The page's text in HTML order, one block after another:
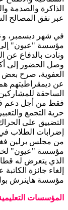
الذاكرة والصدمة
عبر نفق المصالح
في شهر ديسمبر،
مؤسسة "عيون" إلى
ونادت بالدفاع عن
وصل الحضور إلى
العفوية، صرح
عن ديمقراطيتهم
الساحقة
فقط من أجل دعم
حرية التجمع
التضييق على
إضرابات الطلاب
مؤسسة "عيون"
الذي يتعرض له
إلغاء جائزة
مؤسسة هاينرش
المؤسسات